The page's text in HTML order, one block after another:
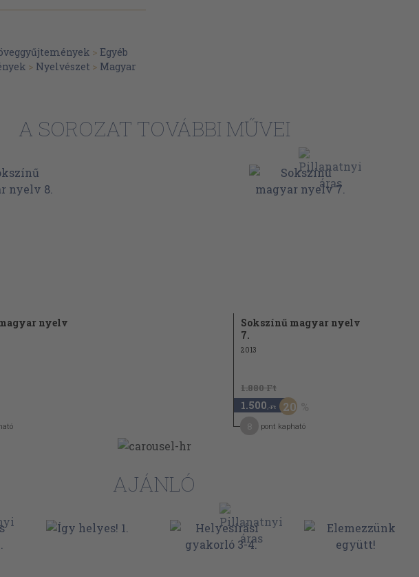
> Egyéb
> Nyelvészet > Magyar
A SOROZAT TOVÁBBI MŰVEI
nyelv
Sokszínű magyar nyelv
7.
2013
1.880 Ft
1.500 ,-Ft 20
pont kapható
AJÁNLÓ